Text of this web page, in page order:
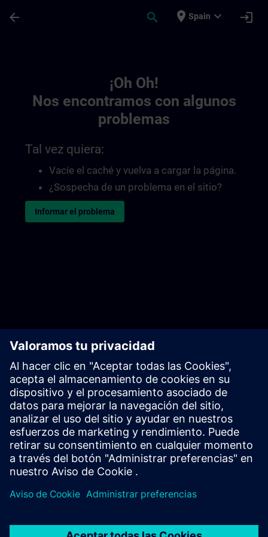
arrow_back search place Spain expand_more login
¡Oh Oh!
Nos encontramos con algunos
problemas
Tal vez quiera:
Vacíe el caché y vuelva a cargar la página.
¿Sospecha de un problema en el sitio?
Informar el problema